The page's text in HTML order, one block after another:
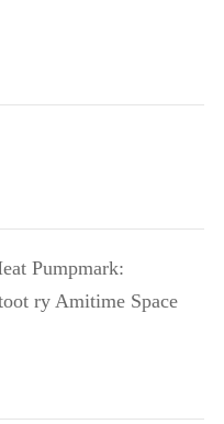
Pumpmark:
ry Amitime Space